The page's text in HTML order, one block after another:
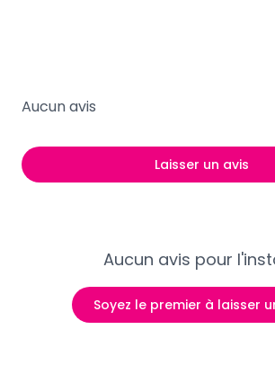
Aucun avis pour
Soyez le premier à laisser
Aucun avis
Laisser un avis